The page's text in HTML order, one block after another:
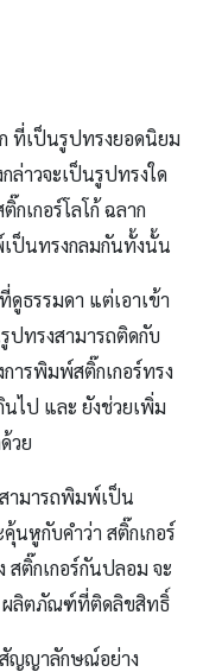
ที่เป็นรูปทรงยอดนิยม
ล่าวจะเป็นรูปทรงใด
กเกอร์โลโก้ ฉลาก
ป็นทรงกลมกันทั้งนั้น
ธรรมดา แต่เอาเข้า
ปทรงสามารถติดกับ
ารพิมพ์สติ๊กเกอร์ทรง
นไป และ ยังช่วยเพิ่ม
วย
ามารถพิมพ์เป็น
นหูกับคำว่า สติ๊กเกอร์
สติ๊กเกอร์กันปลอม จะ
ผลิตภัณฑ์ที่ติดลิขสิทธิ์
ญญาลักษณ์อย่าง